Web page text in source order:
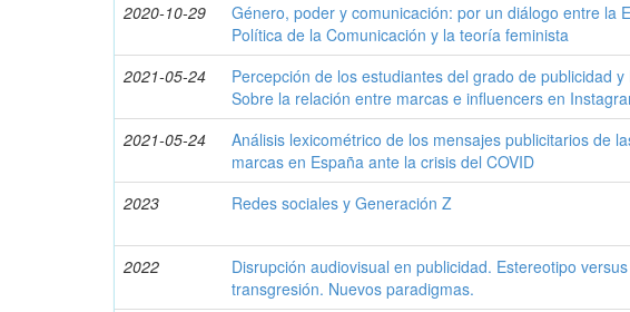
2020-10-29
Género, poder y comunicación: por un diálogo entre la
Política de la Comunicación y la teoría feminista
2021-05-24
Percepción de los estudiantes del grado de publicidad y
Sobre la relación entre marcas e influencers en
2021-05-24
Análisis lexicométrico de los mensajes publicitarios de
marcas en España ante la crisis del COVID
2023 Redes sociales y Generación Z
2022
Disrupción audiovisual en publicidad. Estereotipo versus
transgresión. Nuevos paradigmas.